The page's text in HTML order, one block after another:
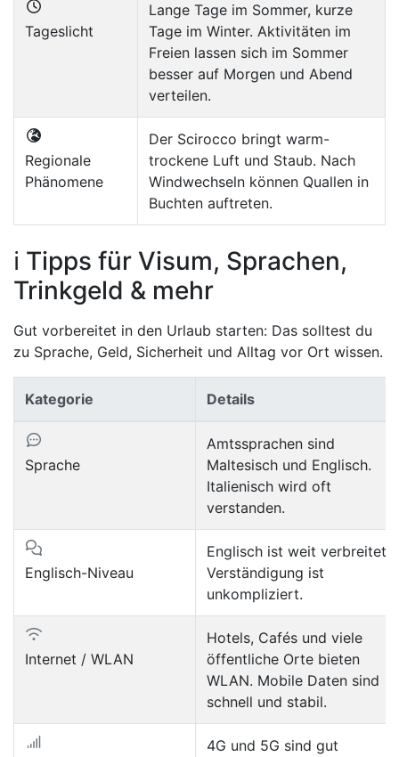
Tageslicht
Lange Tage im Sommer, kurze
Tage im Winter. Aktivitäten im
Freien lassen sich im Sommer
besser auf Morgen und Abend
verteilen.
Regionale
Phänomene
Der Scirocco bringt warm-
trockene Luft und Staub. Nach
Windwechseln können Quallen in
Buchten auftreten.
ℹ️ Tipps für Visum, Sprachen,
Trinkgeld & mehr
Gut vorbereitet in den Urlaub starten: Das solltest du
zu Sprache, Geld, Sicherheit und Alltag vor Ort wissen.
Kategorie Details
Sprache
Amtssprachen sind
Maltesisch und Englisch.
Italienisch wird oft
verstanden.
Englisch-Niveau
Englisch ist weit verbreitet,
Verständigung ist
unkompliziert.
Internet / WLAN
Hotels, Cafés und viele
öffentliche Orte bieten
WLAN. Mobile Daten sind
schnell und stabil.
4G und 5G sind gut